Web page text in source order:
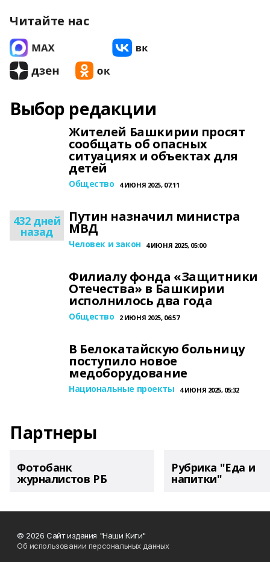
Читайте нас
Выбор редакции
Жителей Башкирии просят
сообщать об опасных
ситуациях и объектах для
детей
Общество 4 ИЮНЯ 2025, 07:11
432 дней
назад
Путин назначил министра
МВД
Человек и закон 4 ИЮНЯ 2025, 05:00
Филиалу фонда «Защитники
Отечества» в Башкирии
исполнилось два года
Общество 2 ИЮНЯ 2025, 06:57
В Белокатайскую больницу
поступило новое
медоборудование
Национальные проекты 4 ИЮНЯ 2025, 05:32
Партнеры
Фотобанк
журналистов РБ
Рубрика "Еда и
напитки"
© 2026 Сайт издания "Наши Киги"
Об использовании персональных данных